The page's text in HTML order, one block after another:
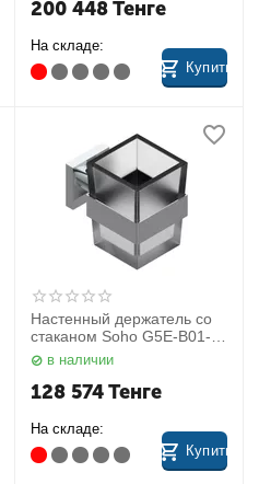
200 448Тенге
На складе:
Купить
Настенный держатель со
стаканом Soho G5E-B01-
536 THG
в наличии
128 574Тенге
На складе:
Купить